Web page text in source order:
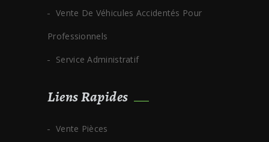
Vente De Véhicules Accidentés Pour
Professionnels
Service Administratif
Liens Rapides
Vente Pièces